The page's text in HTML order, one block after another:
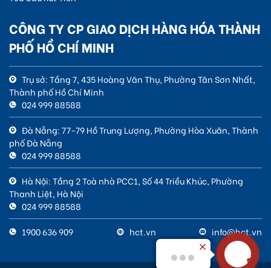
CÔNG TY CP GIAO DỊCH HÀNG HÓA THÀNH
PHỐ HỒ CHÍ MINH
Trụ sở: Tầng 7, 435 Hoàng Văn Thụ, Phường Tân Sơn Nhất,
Thành phố Hồ Chí Minh
024 999 88588
Đà Nẵng: 77-79 Hồ Trung Lượng, Phường Hòa Xuân, Thành
phố Đà Nẵng
024 999 88588
Hà Nội: Tầng 2 Toà nhà PCC1, Số 44 Triều Khúc, Phường
Thanh Liệt, Hà Nội
024 999 88588
1900 636 909
hct.vn info@hct.vn
Xin chào